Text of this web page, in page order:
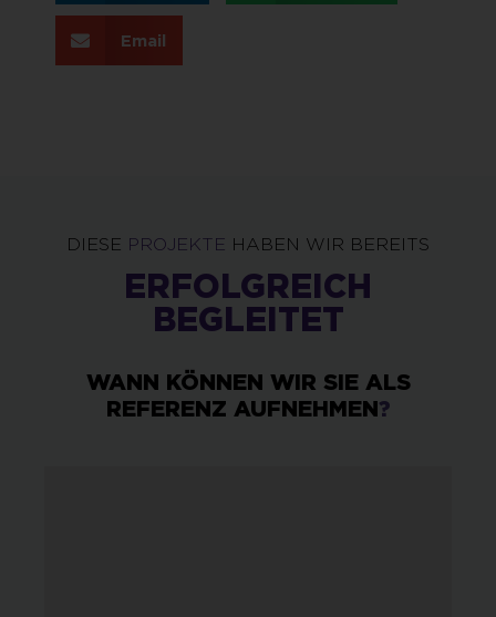
Email
DIESE PROJEKTE HABEN WIR BEREITS
ERFOLGREICH
BEGLEITET
WANN KÖNNEN WIR SIE ALS
REFERENZ AUFNEHMEN?